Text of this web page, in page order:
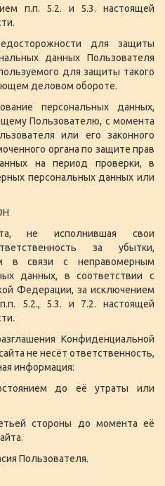
п.п. 5.2. и 5.3. настоящей
для защиты
данных Пользователя
для защиты такого
деловом обороте.
персональных данных,
Пользователю, с момента
или его законного
органа по защите прав
на период проверки, в
персональных данных или
не исполнившая свои
за убытки,
в связи с неправомерным
данных, в соответствии с
Федерации, за исключением
5.2., 5.3. и 7.2. настоящей
Конфиденциальной
не несёт ответственность,
информация:
до её утраты или
стороны до момента её
Пользователя.